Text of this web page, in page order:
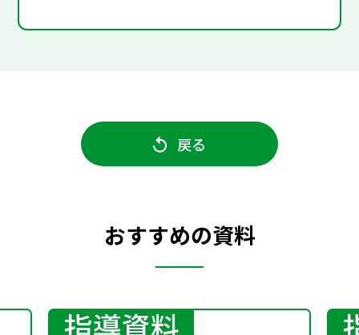
戻る
おすすめの資料
指導資料